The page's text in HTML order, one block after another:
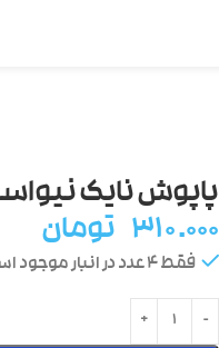
پاپوش نایک
۳۱۰.۰۰۰ تومان
فقط 4 عدد در انبار موجود است